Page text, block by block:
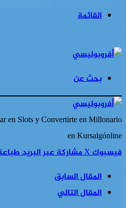
القائمة
بحث عن
en Slots y Convertirte en Millonario
en Kursalgónline
فيسبوك‫Xمشاركة عبر البريد
المقال السابق
المقال التالي